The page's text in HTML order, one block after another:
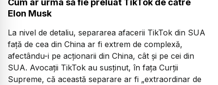
Cum ar urma să fie preluat TikTok de către
Elon Musk
La nivel de detaliu, separarea afacerii TikTok din SUA
față de cea din China ar fi extrem de complexă,
afectându-i pe acționarii din China, cât și pe cei din
SUA. Avocații TikTok au susținut, în fața Curții
Supreme, că această separare ar fi „extraordinar de